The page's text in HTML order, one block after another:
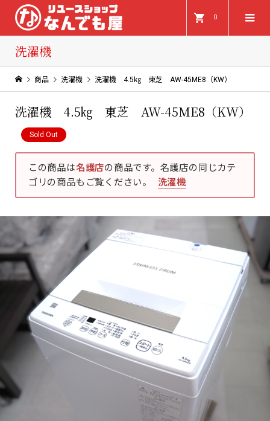
0
洗濯機
商品 洗濯機 洗濯機 4.5㎏ 東芝 AW-45ME8（KW）
洗濯機 4.5㎏ 東芝 AW-45ME8（KW）
Sold Out
この商品は名護店の商品です。名護店の同じカテ
ゴリの商品もご覧ください。
洗濯機